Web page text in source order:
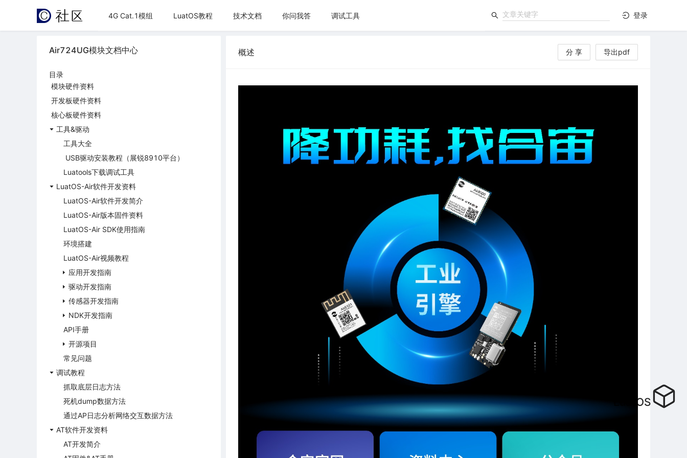
4G Cat.1模组 LuatOS教程 技术文档 你问我答 调试工具 登录
LuatOS
Air724UG模块文档中心
目录
模块硬件资料
开发板硬件资料
核心板硬件资料
工具&驱动
工具大全
USB驱动安装教程（展锐8910平台）
Luatools下载调试工具
LuatOS-Air软件开发资料
LuatOS-Air软件开发简介
LuatOS-Air版本固件资料
LuatOS-Air SDK使用指南
环境搭建
LuatOS-Air视频教程
应用开发指南
驱动开发指南
传感器开发指南
NDK开发指南
API手册
开源项目
常见问题
调试教程
抓取底层日志方法
死机dump数据方法
通过AP日志分析网络交互数据方法
AT软件开发资料
AT开发简介
概述 分 享 导出pdf